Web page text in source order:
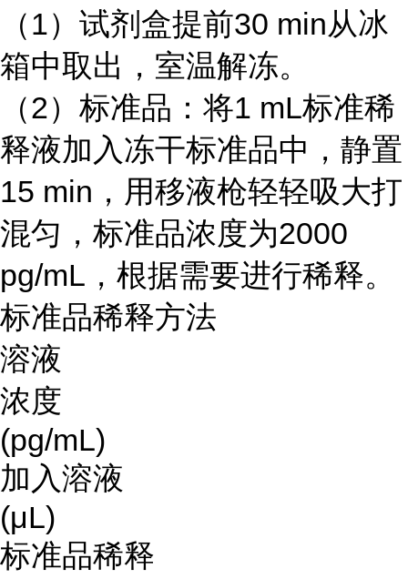
（1）试剂盒提前30 min从冰
箱中取出，室温解冻。
（2）标准品：将1 mL标准稀
释液加入冻干标准品中，静置
15 min，用移液枪轻轻吸大打
混匀，标准品浓度为2000
pg/mL，根据需要进行稀释。
标准品稀释方法
溶液
浓度
(pg/mL)
加入溶液
(μL)
标准品稀释